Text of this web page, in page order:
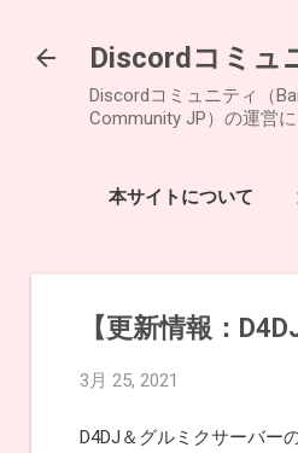
Discordコミュ
Discordコミュニティ（
Community JP）の運営
本サイトについて
【更新情報：
3月 25, 2021
D4DJ＆グルミクサーバー